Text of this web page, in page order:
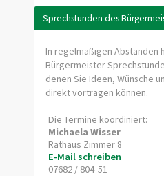
Sprechstunden des
In regelmäßigen Abständen
Bürgermeister
denen Sie Ideen, Wünsche
direkt vortragen können.
Die Termine koordiniert:
Michaela Wisser
Rathaus Zimmer 8
E-Mail schreiben
07682 / 804-51